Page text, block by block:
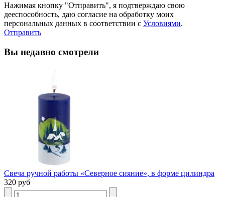
Нажимая кнопку "Отправить", я подтверждаю свою
дееспособность, даю согласие на обработку моих
персональных данных в соответствии с Условиями.
Отправить
Вы недавно смотрели
Свеча ручной работы «Северное сияние», в форме цилиндра
320 руб